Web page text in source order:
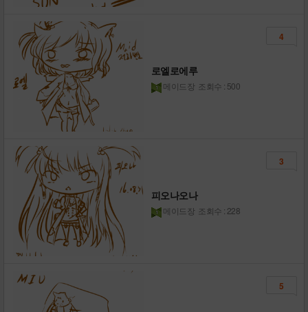
로엘로에루
메이드장 조회수 : 500
4
피오나오나
메이드장 조회수 : 228
3
5